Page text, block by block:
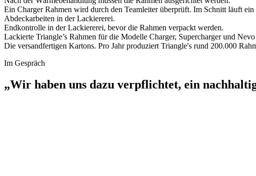
Ein Charger Rahmen wird durch den Teamleiter überprüft. Im Schnitt läuft
Abdeckarbeiten in der Lackiererei.
Endkontrolle in der Lackiererei, bevor die Rahmen verpackt werden.
Lackierte Triangle’s Rahmen für die Modelle Charger, Supercharger und
Die versandfertigen Kartons. Pro Jahr produziert Triangle's rund 200.000
Im Gespräch
„Wir haben uns dazu verpflichtet, ein